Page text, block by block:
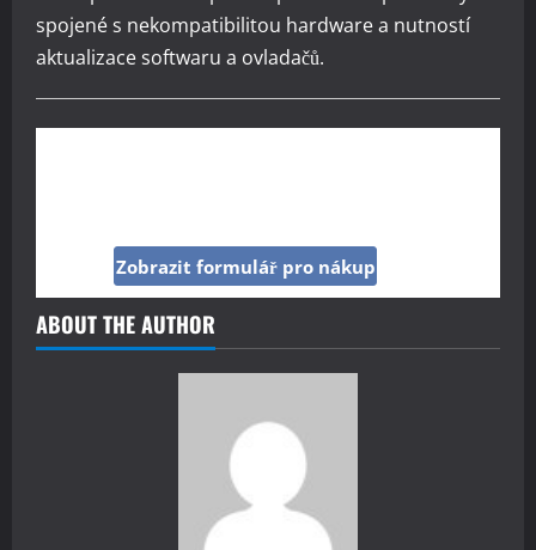
spojené s nekompatibilitou hardware a nutností
aktualizace softwaru a ovladačů.
Zobrazit formulář pro nákup
ABOUT THE AUTHOR